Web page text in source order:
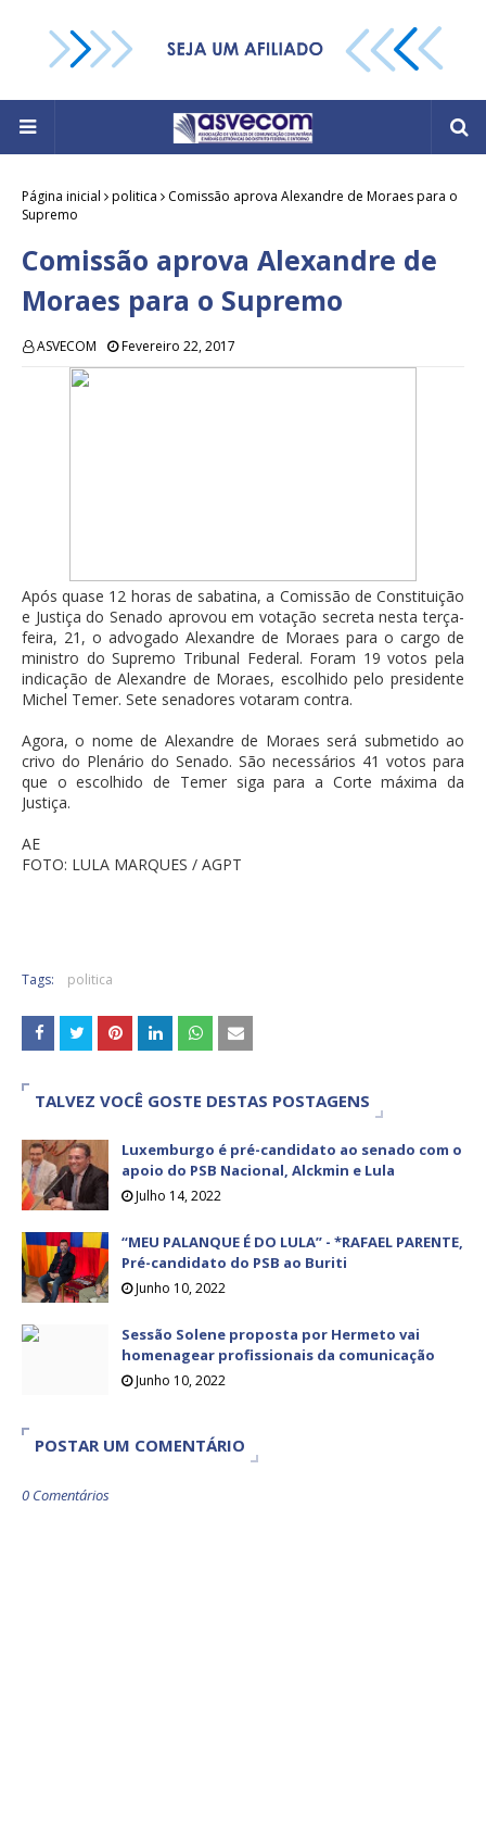
Página inicial politica
Comissão aprova Alexandre de Moraes para o
Supremo
Comissão aprova Alexandre de
Moraes para o Supremo
ASVECOM Fevereiro 22, 2017
Após quase 12 horas de sabatina, a Comissão de Constituição
e Justiça do Senado aprovou em votação secreta nesta terça-
feira, 21, o advogado Alexandre de Moraes para o cargo de
ministro do Supremo Tribunal Federal. Foram 19 votos pela
indicação de Alexandre de Moraes, escolhido pelo presidente
Michel Temer. Sete senadores votaram contra.
Agora, o nome de Alexandre de Moraes será submetido ao
crivo do Plenário do Senado. São necessários 41 votos para
que o escolhido de Temer siga para a Corte máxima da
Justiça.
AE
FOTO: LULA MARQUES / AGPT
Tags: politica
TALVEZ VOCÊ GOSTE DESTAS POSTAGENS
Luxemburgo é pré-candidato ao senado com o
apoio do PSB Nacional, Alckmin e Lula
Julho 14, 2022
“MEU PALANQUE É DO LULA” - *RAFAEL PARENTE,
Pré-candidato do PSB ao Buriti
Junho 10, 2022
Sessão Solene proposta por Hermeto vai
homenagear profissionais da comunicação
Junho 10, 2022
POSTAR UM COMENTÁRIO
0 Comentários